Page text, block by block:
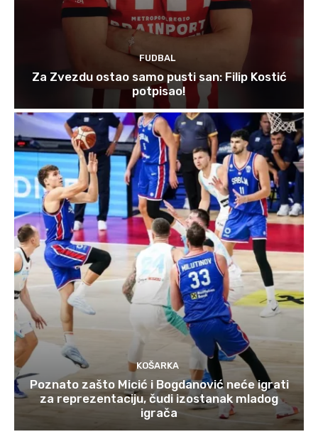
FUDBAL
Za Zvezdu ostao samo pusti san: Filip Kostić
potpisao!
KOŠARKA
Poznato zašto Micić i Bogdanović neće igrati
za reprezentaciju, čudi izostanak mladog
igrača